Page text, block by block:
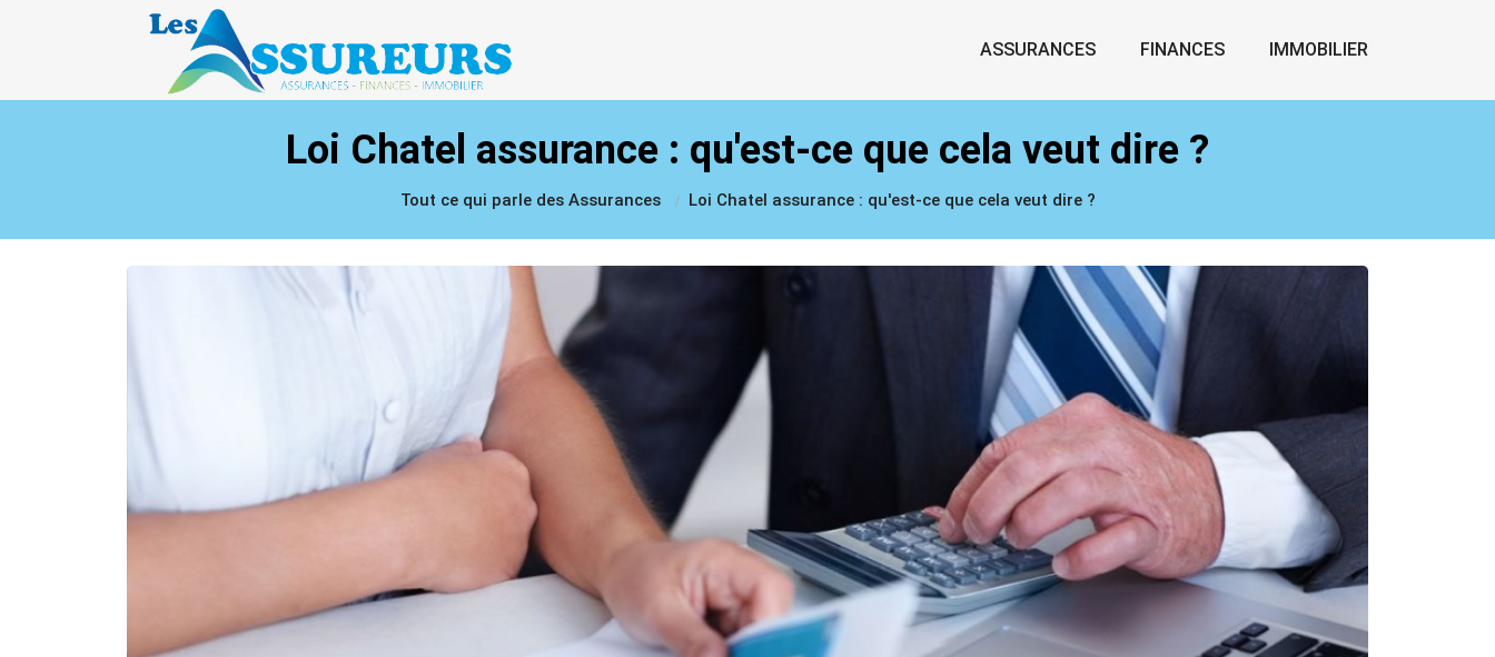
ASSURANCES FINANCES IMMOBILIER
Loi Chatel assurance : qu'est-ce que cela veut dire ?
Tout ce qui parle des Assurances Loi Chatel assurance : qu'est-ce que cela veut dire ?